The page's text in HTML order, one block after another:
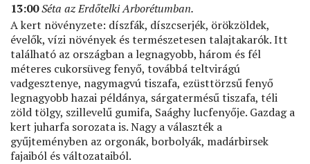
13:00Séta az Erdőtelki Arborétumban.
A kert növényzete: díszfák, díszcserjék, örökzöldek,
évelők, vízi növények és természetesen talajtakarók. Itt
található az országban a legnagyobb, három és fél
méteres cukorsüveg fenyő, továbbá teltvirágú
vadgesztenye, nagymagvú tiszafa, ezüsttörzsű fenyő
legnagyobb hazai példánya, sárgatermésű tiszafa, téli
zöld tölgy, szillevelű gumifa, Saághy lucfenyője. Gazdag a
kert juharfa sorozata is. Nagy a választék a
gyűjteményben az orgonák, borbolyák, madárbirsek
fajaiból és változataiból.